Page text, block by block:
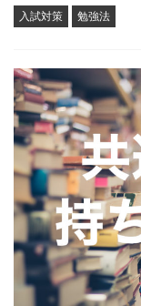
入試対策 勉強法